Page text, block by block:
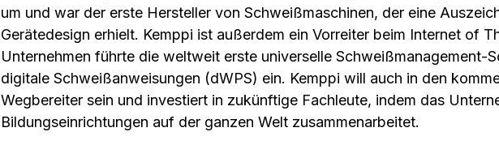
um und war der erste Hersteller von Schweißmaschinen, der eine
Gerätedesign erhielt. Kemppi ist außerdem ein Vorreiter beim Internet of
Unternehmen führte die weltweit erste universelle Schweißmanagement-
digitale Schweißanweisungen (dWPS) ein. Kemppi will auch in den
Wegbereiter sein und investiert in zukünftige Fachleute, indem das
Bildungseinrichtungen auf der ganzen Welt zusammenarbeitet.